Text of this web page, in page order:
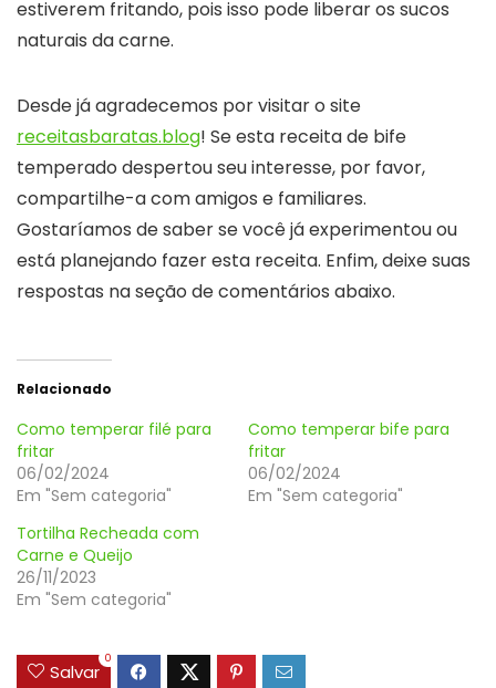
estiverem fritando, pois isso pode liberar os sucos
naturais da carne.
Desde já agradecemos por visitar o site
receitasbaratas.blog! Se esta receita de bife
temperado despertou seu interesse, por favor,
compartilhe-a com amigos e familiares.
Gostaríamos de saber se você já experimentou ou
está planejando fazer esta receita. Enfim, deixe suas
respostas na seção de comentários abaixo.
Relacionado
Como temperar filé para
fritar
06/02/2024
Em "Sem categoria"
Como temperar bife para
fritar
06/02/2024
Em "Sem categoria"
Tortilha Recheada com
Carne e Queijo
26/11/2023
Em "Sem categoria"
Salvar
0